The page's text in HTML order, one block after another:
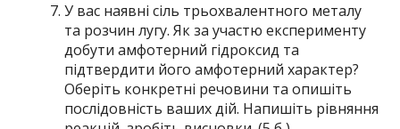
У вас наявні сіль трьохвалентного металу
та розчин лугу. Як за участю експерименту
добути амфотерний гідроксид та
підтвердити його амфотерний характер?
Оберіть конкретні речовини та опишіть
послідовність ваших дій. Напишіть рівняння